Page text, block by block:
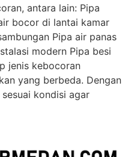
antara lain: Pipa
bocor di lantai kamar
Pipa air panas
modern Pipa besi
jenis kebocoran
yang berbeda. Dengan
kondisi agar